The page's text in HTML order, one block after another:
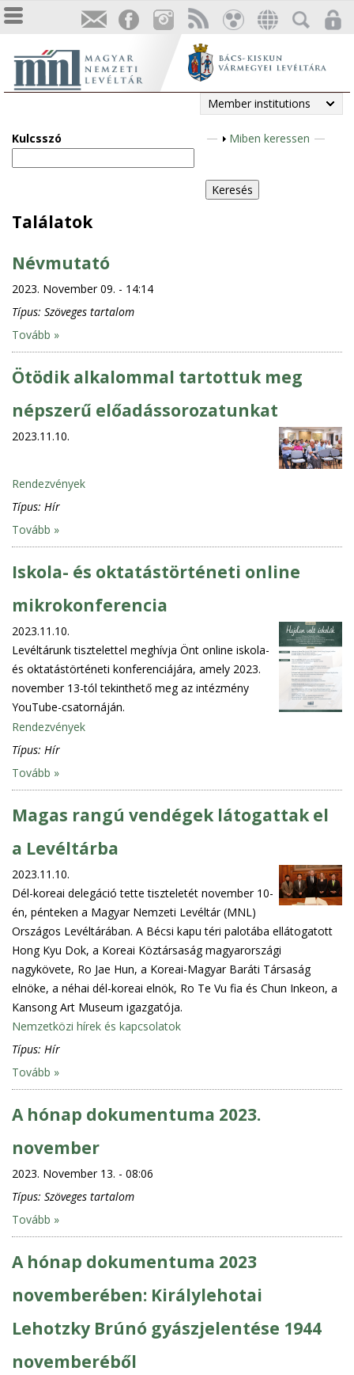
Member institutions
Kulcsszó
S
o
w
Miben keressen
Találatok
Névmutató
2023. November 09. - 14:14
Típus: Szöveges tartalom
Tovább »
Ötödik alkalommal tartottuk meg
népszerű előadássorozatunkat
2023.11.10.
Rendezvények
Típus: Hír
Tovább »
Iskola- és oktatástörténeti online
mikrokonferencia
2023.11.10.
Levéltárunk tisztelettel meghívja Önt online iskola-
és oktatástörténeti konferenciájára, amely 2023.
november 13-tól tekinthető meg az intézmény
YouTube-csatornáján.
Rendezvények
Típus: Hír
Tovább »
Magas rangú vendégek látogattak el
a Levéltárba
2023.11.10.
Dél-koreai delegáció tette tiszteletét november 10-
én, pénteken a Magyar Nemzeti Levéltár (MNL)
Országos Levéltárában. A Bécsi kapu téri palotába ellátogatott
Hong Kyu Dok, a Koreai Köztársaság magyarországi
nagykövete, Ro Jae Hun, a Koreai-Magyar Baráti Társaság
elnöke, a néhai dél-koreai elnök, Ro Te Vu fia és Chun Inkeon, a
Kansong Art Museum igazgatója.
Nemzetközi hírek és kapcsolatok
Típus: Hír
Tovább »
A hónap dokumentuma 2023.
november
2023. November 13. - 08:06
Típus: Szöveges tartalom
Tovább »
A hónap dokumentuma 2023
novemberében: Királylehotai
Lehotzky Brúnó gyászjelentése 1944
novemberéből